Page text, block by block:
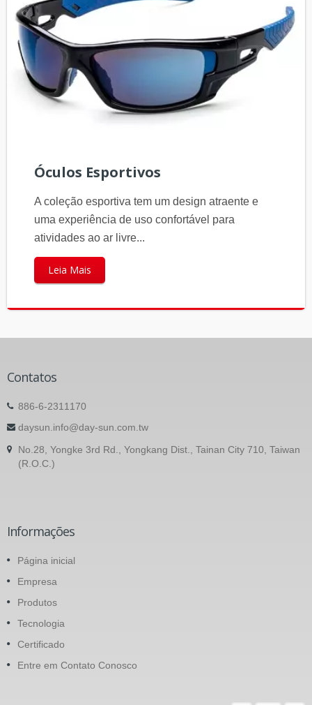
Óculos Esportivos
A coleção esportiva tem um design atraente e
uma experiência de uso confortável para
atividades ao ar livre...
Leia Mais
Contatos
886-6-2311170
daysun.info@day-sun.com.tw
No.28, Yongke 3rd Rd., Yongkang Dist., Tainan City 710, Taiwan
(R.O.C.)
Informações
Página inicial
Empresa
Produtos
Tecnologia
Certificado
Entre em Contato Conosco